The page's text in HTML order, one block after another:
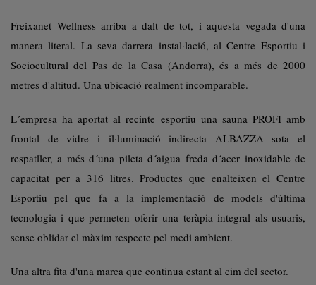
Freixanet Wellness arriba a dalt de tot, i aquesta vegada d'una
manera literal. La seva darrera instal·lació, al Centre Esportiu i
Sociocultural del Pas de la Casa (Andorra), és a més de 2000
metres d'altitud. Una ubicació realment incomparable.
L´empresa ha aportat al recinte esportiu una sauna PROFI amb
frontal de vidre i il·luminació indirecta ALBAZZA sota el
respatller, a més d´una pileta d´aigua freda d´acer inoxidable de
capacitat per a 316 litres. Productes que enalteixen el Centre
Esportiu pel que fa a la implementació de models d'última
tecnologia i que permeten oferir una teràpia integral als usuaris,
sense oblidar el màxim respecte pel medi ambient.
Una altra fita d'una marca que continua estant al cim del sector.